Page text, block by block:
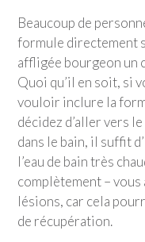
Beaucoup de
formule directement
affligée bourgeon un
Quoi qu’il en soit, si
vouloir inclure la
décidez d’aller vers
dans le bain, il suffit
l’eau de bain très
complètement –
lésions, car cela
de récupération.